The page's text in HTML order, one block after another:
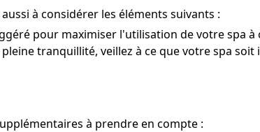
à considérer les éléments suivants :
pour maximiser l'utilisation de votre spa à
tranquillité, veillez à ce que votre spa
à prendre en compte :